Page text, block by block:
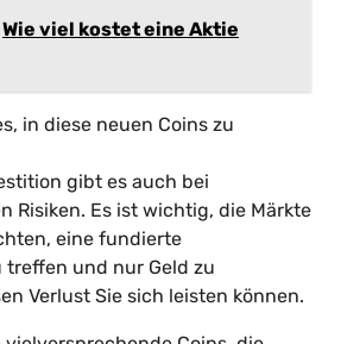
Wie viel kostet eine Aktie
in diese neuen Coins zu
gibt es auch bei
Risiken. Es ist wichtig, die Märkte
eine fundierte
und nur Geld zu
Verlust Sie sich leisten können.